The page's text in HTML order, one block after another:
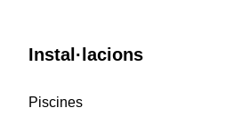
Instal·lacions
Piscines